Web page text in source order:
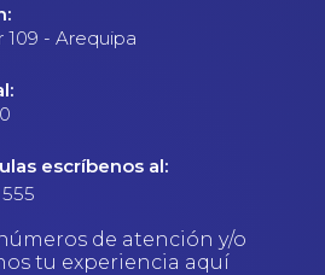
109 - Arequipa
escríbenos al:
de atención y/o
tu experiencia aquí